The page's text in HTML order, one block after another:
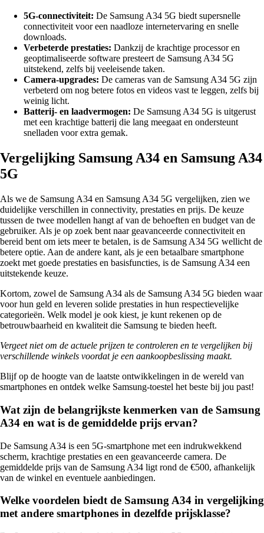
5G-connectiviteit: De Samsung A34 5G biedt supersnelle
connectiviteit voor een naadloze internetervaring en snelle
downloads.
Verbeterde prestaties: Dankzij de krachtige processor en
geoptimaliseerde software presteert de Samsung A34 5G
uitstekend, zelfs bij veeleisende taken.
Camera-upgrades: De cameras van de Samsung A34 5G zijn
verbeterd om nog betere fotos en videos vast te leggen, zelfs bij
weinig licht.
Batterij- en laadvermogen: De Samsung A34 5G is uitgerust
met een krachtige batterij die lang meegaat en ondersteunt
snelladen voor extra gemak.
Vergelijking Samsung A34 en Samsung A34
5G
Als we de Samsung A34 en Samsung A34 5G vergelijken, zien we
duidelijke verschillen in connectivity, prestaties en prijs. De keuze
tussen de twee modellen hangt af van de behoeften en budget van de
gebruiker. Als je op zoek bent naar geavanceerde connectiviteit en
bereid bent om iets meer te betalen, is de Samsung A34 5G wellicht de
betere optie. Aan de andere kant, als je een betaalbare smartphone
zoekt met goede prestaties en basisfuncties, is de Samsung A34 een
uitstekende keuze.
Kortom, zowel de Samsung A34 als de Samsung A34 5G bieden waar
voor hun geld en leveren solide prestaties in hun respectievelijke
categorieën. Welk model je ook kiest, je kunt rekenen op de
betrouwbaarheid en kwaliteit die Samsung te bieden heeft.
Vergeet niet om de actuele prijzen te controleren en te vergelijken bij
verschillende winkels voordat je een aankoopbeslissing maakt.
Blijf op de hoogte van de laatste ontwikkelingen in de wereld van
smartphones en ontdek welke Samsung-toestel het beste bij jou past!
Wat zijn de belangrijkste kenmerken van de Samsung
A34 en wat is de gemiddelde prijs ervan?
De Samsung A34 is een 5G-smartphone met een indrukwekkend
scherm, krachtige prestaties en een geavanceerde camera. De
gemiddelde prijs van de Samsung A34 ligt rond de €500, afhankelijk
van de winkel en eventuele aanbiedingen.
Welke voordelen biedt de Samsung A34 in vergelijking
met andere smartphones in dezelfde prijsklasse?